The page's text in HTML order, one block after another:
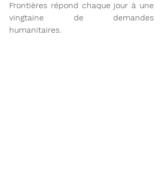
Frontières répond chaque jour à une
vingtaine de demandes
humanitaires.